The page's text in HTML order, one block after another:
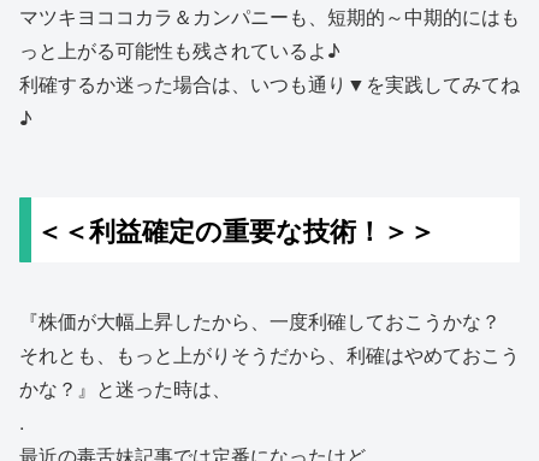
マツキヨココカラ＆カンパニーも、短期的～中期的にはも
っと上がる可能性も残されているよ♪
利確するか迷った場合は、いつも通り▼を実践してみてね
♪
＜＜利益確定の重要な技術！＞＞
『株価が大幅上昇したから、一度利確しておこうかな？
それとも、もっと上がりそうだから、利確はやめておこう
かな？』と迷った時は、
.